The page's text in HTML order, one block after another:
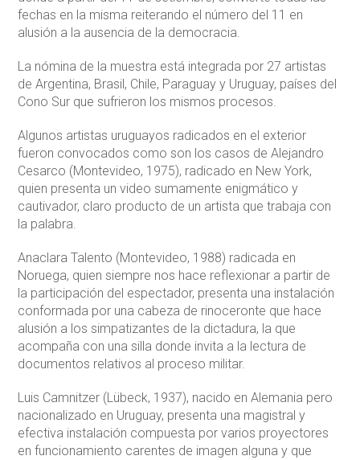
fechas en la misma reiterando el número del 11 en
alusión a la ausencia de la democracia.
La nómina de la muestra está integrada por 27 artistas
de Argentina, Brasil, Chile, Paraguay y Uruguay, países del
Cono Sur que sufrieron los mismos procesos.
Algunos artistas uruguayos radicados en el exterior
fueron convocados como son los casos de Alejandro
Cesarco (Montevideo, 1975), radicado en New York,
quien presenta un video sumamente enigmático y
cautivador, claro producto de un artista que trabaja con
la palabra.
Anaclara Talento (Montevideo, 1988) radicada en
Noruega, quien siempre nos hace reflexionar a partir de
la participación del espectador, presenta una instalación
conformada por una cabeza de rinoceronte que hace
alusión a los simpatizantes de la dictadura, la que
acompaña con una silla donde invita a la lectura de
documentos relativos al proceso militar.
Luis Camnitzer (Lübeck, 1937), nacido en Alemania pero
nacionalizado en Uruguay, presenta una magistral y
efectiva instalación compuesta por varios proyectores
en funcionamiento carentes de imagen alguna y que